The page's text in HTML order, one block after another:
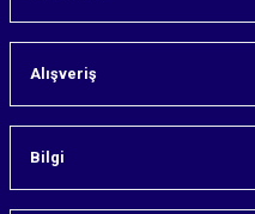
Alışveriş
Bilgi